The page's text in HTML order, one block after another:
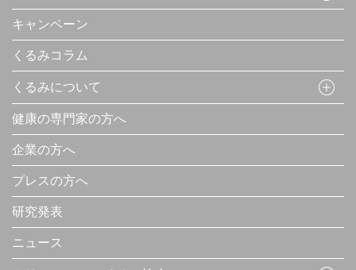
キャンペーン
くるみコラム
くるみについて
健康の専門家の方へ
企業の方へ
プレスの方へ
研究発表
ニュース